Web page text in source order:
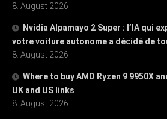
8. August 2026
Nvidia Alpamayo 2 Super : l’IA qui
votre voiture autonome a décidé de
8. August 2026
Where to buy AMD Ryzen 9 9950X
UK and US links
8. August 2026